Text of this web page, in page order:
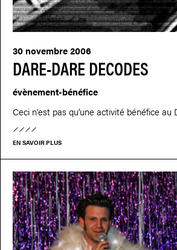
DARE-DARE DECODES
30 novembre 2006
évènement-bénéfice
Ceci n'est pas qu'une activité bénéfice au
EN SAVOIR PLUS